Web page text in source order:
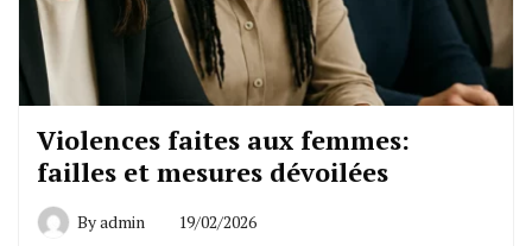
Violences faites aux femmes:
failles et mesures dévoilées
Byadmin 19/02/2026